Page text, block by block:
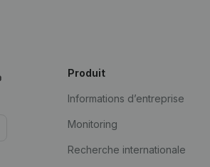
Produit
Informations d’entreprise
Monitoring
Recherche internationale